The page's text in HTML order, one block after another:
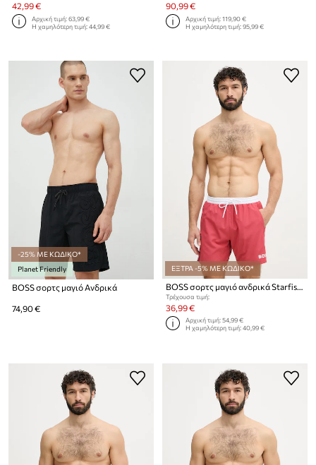
42,99 €
Αρχική τιμή:63,99 €
Η χαμηλότερη τιμή:44,99 €
90,99 €
Αρχική τιμή:119,90 €
Η χαμηλότερη τιμή:95,99 €
-25% ΜΕ ΚΩΔΙΚΟ*
Planet Friendly
BOSS σορτς μαγιό Ανδρικά
74,90 €
ΕΞΤΡΑ -5% ΜΕ ΚΩΔΙΚΟ*
Τρέχουσα τιμή:
36,99 €
Αρχική τιμή:54,99 €
Η χαμηλότερη τιμή:40,99 €